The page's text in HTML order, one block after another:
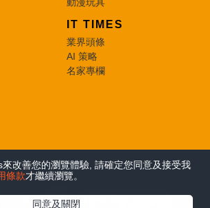
IT TIMES
業界頭條
AI 策略
名家專欄
Rights Reserved.
改善您的瀏覽體驗, 請確定您同意及接受我
條款才繼續瀏覽。
同意及關閉